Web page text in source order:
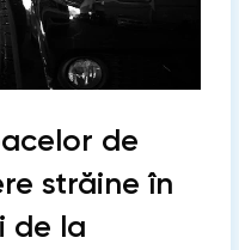
de
străine în
de la